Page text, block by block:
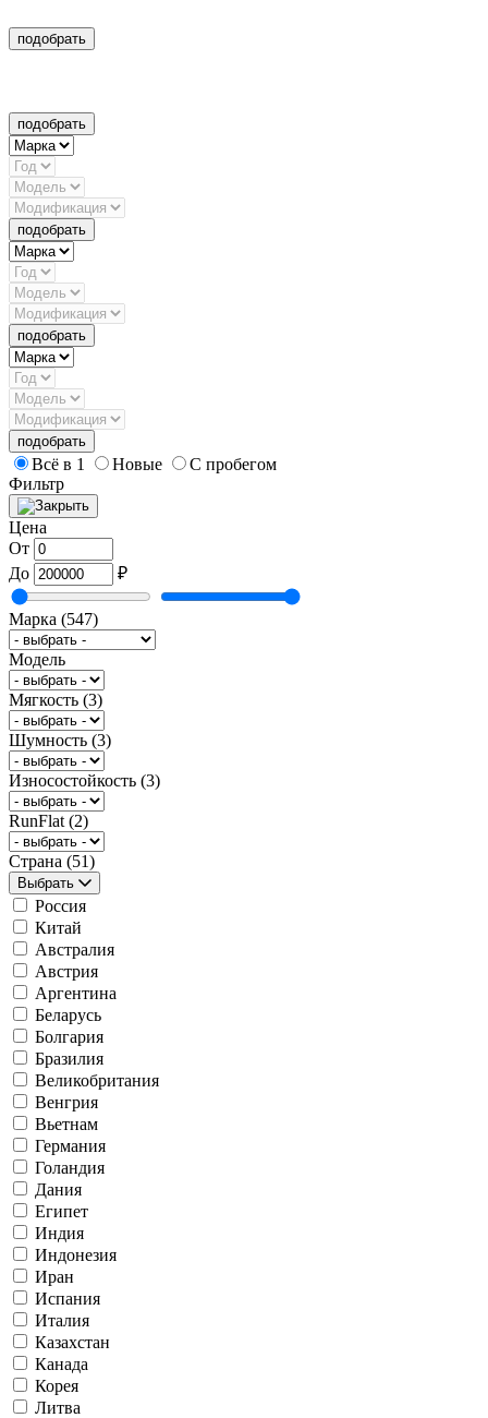
подобрать
подобрать
подобрать
подобрать
подобрать
Всё в 1 Новые
С пробегом
Фильтр
Цена
От
До
₽
Марка (547)
Модель
Мягкость (3)
Шумность (3)
Износостойкость (3)
RunFlat (2)
Страна (51)
Выбрать
Россия
Китай
Австралия
Австрия
Аргентина
Беларусь
Болгария
Бразилия
Великобритания
Венгрия
Вьетнам
Германия
Голандия
Дания
Египет
Индия
Индонезия
Иран
Испания
Италия
Казахстан
Канада
Корея
Литва